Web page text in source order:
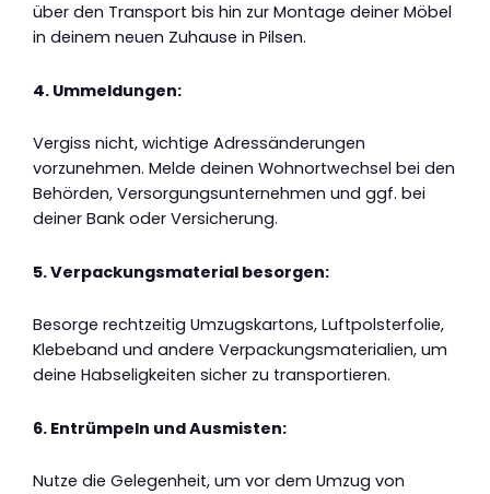
über den Transport bis hin zur Montage deiner Möbel
in deinem neuen Zuhause in Pilsen.
4. Ummeldungen:
Vergiss nicht, wichtige Adressänderungen
vorzunehmen. Melde deinen Wohnortwechsel bei den
Behörden, Versorgungsunternehmen und ggf. bei
deiner Bank oder Versicherung.
5. Verpackungsmaterial besorgen:
Besorge rechtzeitig Umzugskartons, Luftpolsterfolie,
Klebeband und andere Verpackungsmaterialien, um
deine Habseligkeiten sicher zu transportieren.
6. Entrümpeln und Ausmisten:
Nutze die Gelegenheit, um vor dem Umzug von